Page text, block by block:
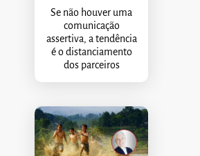
Se não houver uma
comunicação
assertiva, a tendência
é o distanciamento
dos parceiros